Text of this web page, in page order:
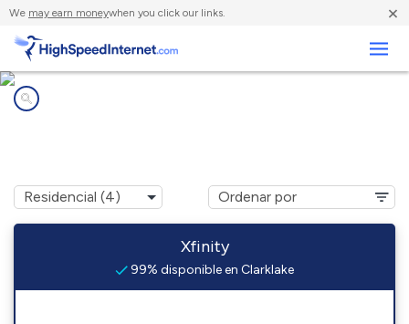
We may earn moneywhen you click our links. ×
Xfinity
99% disponible en Clarklake